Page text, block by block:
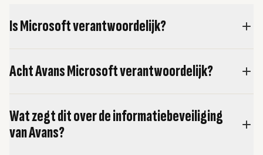
Is Microsoft verantwoordelijk?
Acht Avans Microsoft verantwoordelijk?
Wat zegt dit over de informatiebeveiliging
van Avans?